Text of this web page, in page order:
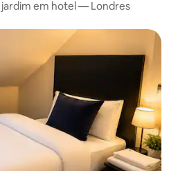
em hotel — Londres